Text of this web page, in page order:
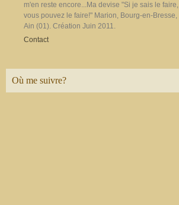
m'en reste encore...Ma devise "Si je sais le faire,
vous pouvez le faire!" Marion, Bourg-en-Bresse,
Ain (01). Création Juin 2011.
Contact
Où me suivre?